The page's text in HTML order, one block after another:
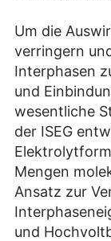
Um die
verringern
Interphasen
und
wesentliche
der ISEG
Mengen
Ansatz zur
und